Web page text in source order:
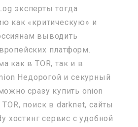
эксперты тогда
как «критическую» и
выводить
платформ.
как в TOR, так и в
Недорогой и секурный
сразу купить onion
поиск в darknet, сайты
хостинг сервис с удобной